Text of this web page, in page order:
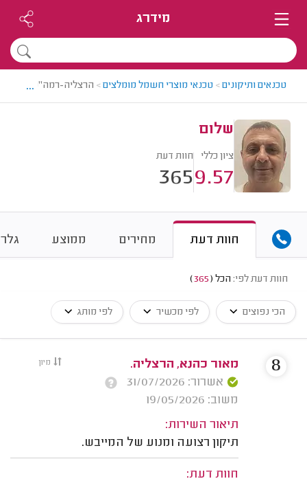
מידרג
טכנאים ותיקונים> טכנאי מוצרי חשמל מומלצים> הרצליה-רמה"ש >
...
שלום
ציון כללי
9.57
חוות דעת
365
חוות דעת מחירים ממוצע
חוות דעת לפי: הכל (
365
)
הכי נפוצים לפי מכשיר לפי מותג
מיון
מאור כהנא, הרצליה.
אשרור: 31/07/2026
משוב: 19/05/2026
תיאור השירות:
תיקון רצועה ומנוע של המייבש.
חוות דעת:
8